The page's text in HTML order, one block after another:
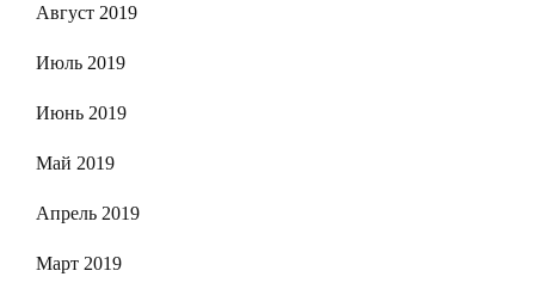
Август 2019
Июль 2019
Июнь 2019
Май 2019
Апрель 2019
Март 2019